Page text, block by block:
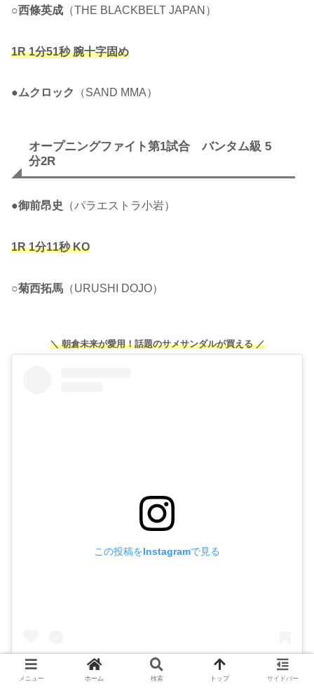
○西條英成 （THE BLACKBELT JAPAN）
1R 1分51秒 腕十字固め
●ムクロック （SAND MMA）
オープニングファイト第1試合 バンタム級 5
分2R
●御前昂史 （パラエストラ小岩）
1R 1分11秒 KO
○菊西拓馬 （URUSHI DOJO）
＼ 朝倉未来が愛用！話題のサメサンダルが買える ／
この投稿をInstagramで見る
メニュー ホーム 検索 トップ サイドバー